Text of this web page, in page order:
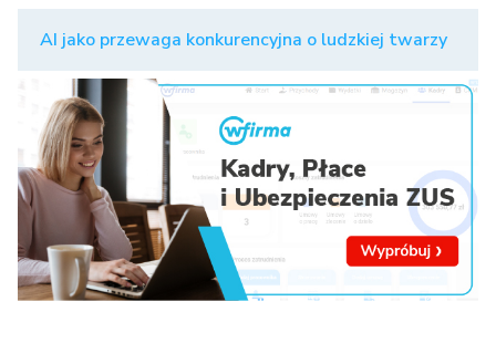
AI jako przewaga konkurencyjna o ludzkiej twarzy